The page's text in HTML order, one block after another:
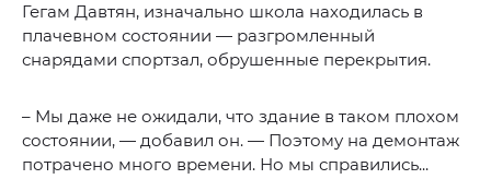
Гегам Давтян, изначально школа находилась в
плачевном состоянии — разгромленный
снарядами спортзал, обрушенные перекрытия.
– Мы даже не ожидали, что здание в таком плохом
состоянии, — добавил он. — Поэтому на демонтаж
потрачено много времени. Но мы справились...